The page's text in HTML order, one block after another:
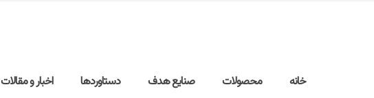
خانه محصولات صنایع هدف دستاوردها اخبار و مقالات